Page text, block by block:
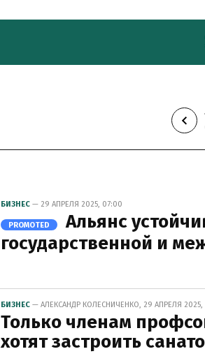
БИЗНЕС — 29 АПРЕЛЯ 2025, 07:00
PROMOTED
Альянс
государственной и
БИЗНЕС — АЛЕКСАНДР КОЛЕСНИЧЕНКО, 29 АПРЕЛЯ 2025,
Только членам
хотят застроить